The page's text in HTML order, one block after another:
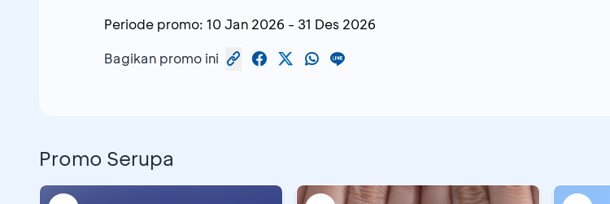
Periode promo: 10 Jan 2026 - 31 Des 2026
Bagikan promo ini
Promo Serupa